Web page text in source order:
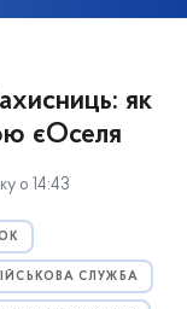
як
єОселя
о 14:43
СЛУЖБА